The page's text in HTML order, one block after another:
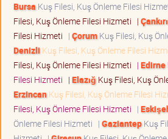
Bursa Kuş Filesi, Kuş Önleme Filesi
Filesi, Kuş Önleme Filesi Hizmeti | Çankırı
Filesi Hizmeti | ÇorumKuş Filesi, Kuş
Denizli Kuş Filesi, Kuş Önleme Filesi
Filesi, Kuş Önleme Filesi Hizmeti | Edirne
Filesi Hizmeti | Elazığ Kuş Filesi, Kuş
ErzincanKuş Filesi, Kuş Önleme Filesi
Filesi, Kuş Önleme Filesi Hizmeti |
Önleme Filesi Hizmeti | GaziantepKuş